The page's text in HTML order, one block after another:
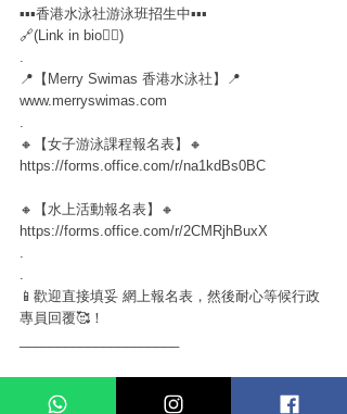
▪▪▪香港水泳社游泳班招生中▪▪▪
🔗(Link in bio☝🏻)
.
📍【Merry Swimas 香港水泳社】📍
www.merryswimas.com
.
🔸【女子游泳課程報名表】🔸
https://forms.office.com/r/na1kdBs0BC
🔸【水上活動報名表】🔸
https://forms.office.com/r/2CMRjhBuxX
.
.
📱歡迎直接填妥 網上報名表，然後耐心等候行政
專員回覆🥰！
watersports
#swimgear #girlsports